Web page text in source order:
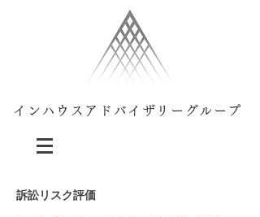
インハウスアドバイザリーグループ
訴訟リスク評価